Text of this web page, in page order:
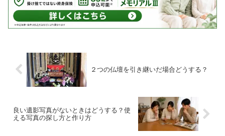
２つの仏壇を引き継いだ場合どうする？
良い遺影写真がないときはどうする？使
える写真の探し方と作り方